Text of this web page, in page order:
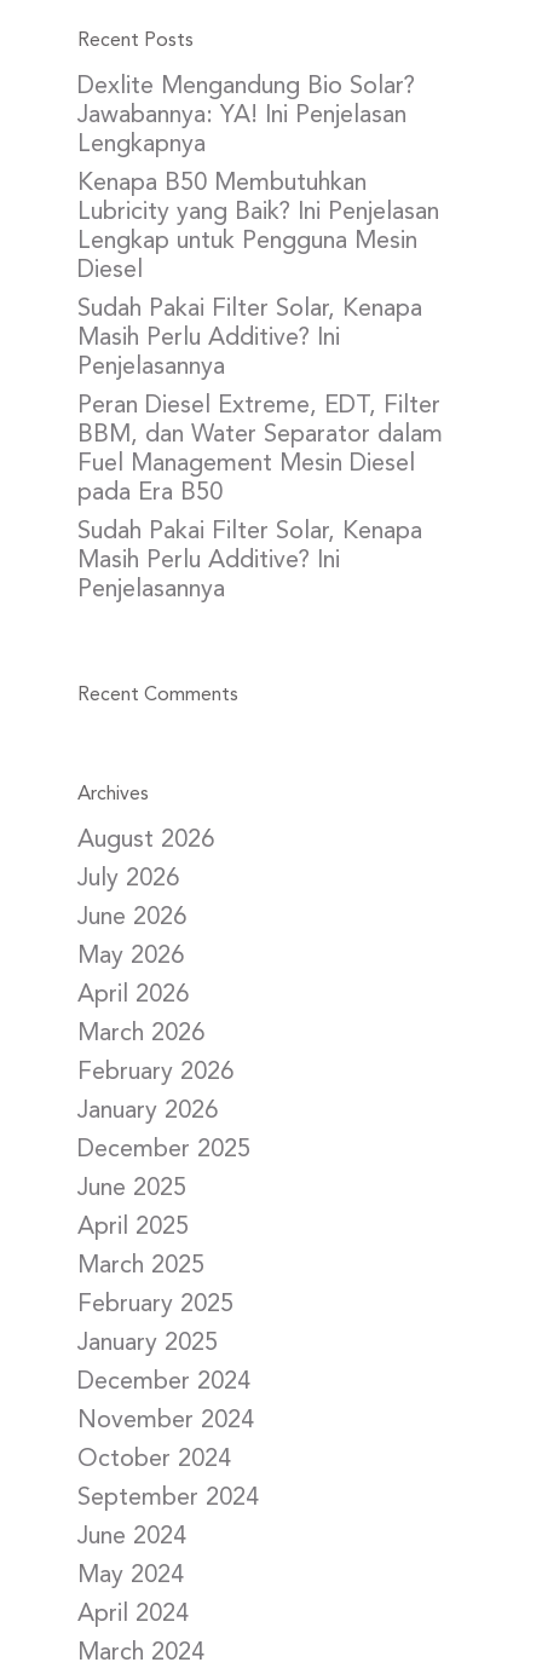
Recent Posts
Dexlite Mengandung Bio Solar?
Jawabannya: YA! Ini Penjelasan
Lengkapnya
Kenapa B50 Membutuhkan
Lubricity yang Baik? Ini Penjelasan
Lengkap untuk Pengguna Mesin
Diesel
Sudah Pakai Filter Solar, Kenapa
Masih Perlu Additive? Ini
Penjelasannya
Peran Diesel Extreme, EDT, Filter
BBM, dan Water Separator dalam
Fuel Management Mesin Diesel
pada Era B50
Sudah Pakai Filter Solar, Kenapa
Masih Perlu Additive? Ini
Penjelasannya
Recent Comments
Archives
August 2026
July 2026
June 2026
May 2026
April 2026
March 2026
February 2026
January 2026
December 2025
June 2025
April 2025
March 2025
February 2025
January 2025
December 2024
November 2024
October 2024
September 2024
June 2024
May 2024
April 2024
March 2024